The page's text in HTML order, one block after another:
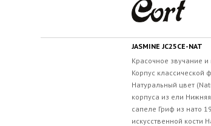
JASMINE JC25CE-NAT
Красочное звучание
Корпус классической
Натуральный цвет
корпуса из ели
сапеле Гриф из нато
искусственной кости